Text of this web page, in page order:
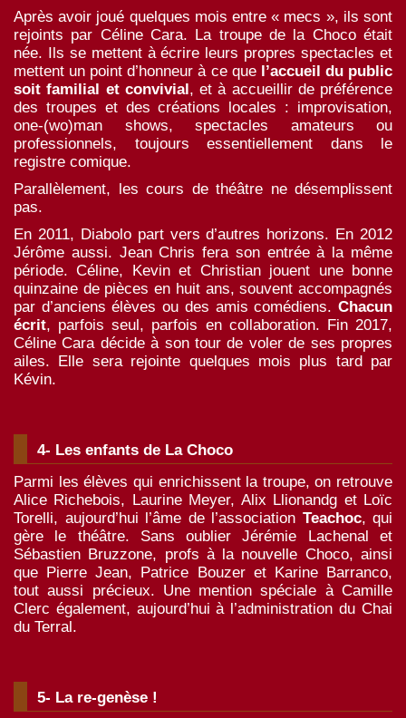
Après avoir joué quelques mois entre « mecs », ils sont
rejoints par Céline Cara. La troupe de la Choco était
née. Ils se mettent à écrire leurs propres spectacles et
mettent un point d’honneur à ce que l’accueil du public
soit familial et convivial, et à accueillir de préférence
des troupes et des créations locales : improvisation,
one-(wo)man shows, spectacles amateurs ou
professionnels, toujours essentiellement dans le
registre comique.
Parallèlement, les cours de théâtre ne désemplissent
pas.
En 2011, Diabolo part vers d’autres horizons. En 2012
Jérôme aussi. Jean Chris fera son entrée à la même
période. Céline, Kevin et Christian jouent une bonne
quinzaine de pièces en huit ans, souvent accompagnés
par d’anciens élèves ou des amis comédiens. Chacun
écrit, parfois seul, parfois en collaboration. Fin 2017,
Céline Cara décide à son tour de voler de ses propres
ailes. Elle sera rejointe quelques mois plus tard par
Kévin.
4- Les enfants de La Choco
Parmi les élèves qui enrichissent la troupe, on retrouve
Alice Richebois, Laurine Meyer, Alix Llionandg et Loïc
Torelli, aujourd’hui l’âme de l’association Teachoc, qui
gère le théâtre. Sans oublier Jérémie Lachenal et
Sébastien Bruzzone, profs à la nouvelle Choco, ainsi
que Pierre Jean, Patrice Bouzer et Karine Barranco,
tout aussi précieux. Une mention spéciale à Camille
Clerc également, aujourd’hui à l’administration du Chai
du Terral.
5- La re-genèse !